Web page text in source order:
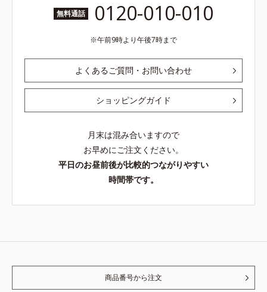
無料通話 0120-010-010
午前9時より午後7時まで
よくあるご質問・お問い合わせ
ショッピングガイド
月末は混み合いますので
お早めにご注文ください。
平日のお昼前後が比較的つながりやすい
時間帯です。
商品番号から注文